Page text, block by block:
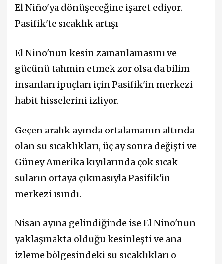
El Niño'ya dönüşeceğine işaret ediyor.
Pasifik'te sıcaklık artışı
El Nino'nun kesin zamanlamasını ve
gücünü tahmin etmek zor olsa da bilim
insanları ipuçları için Pasifik'in merkezi
habit hisselerini izliyor.
Geçen aralık ayında ortalamanın altında
olan su sıcaklıkları, üç ay sonra değişti ve
Güney Amerika kıyılarında çok sıcak
suların ortaya çıkmasıyla Pasifik'in
merkezi ısındı.
Nisan ayına gelindiğinde ise El Nino'nun
yaklaşmakta olduğu kesinleşti ve ana
izleme bölgesindeki su sıcaklıkları o